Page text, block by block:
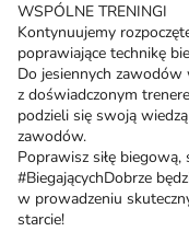
WSPÓLNE TRENINGI
Kontynuujemy
poprawiające technikę
Do jesiennych
z doświadczonym
podzieli się swoją
zawodów.
Poprawisz siłę
#BiegającychDobrze
w prowadzeniu
starcie!